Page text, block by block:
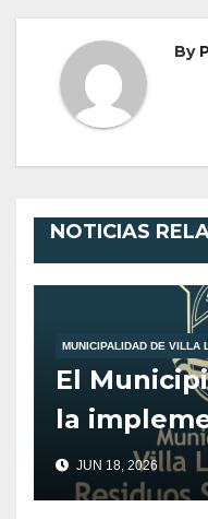
By
NOTICIAS
MUNICIPALIDAD DE VILLA
El
la
cobro a
JUN 18, 2026